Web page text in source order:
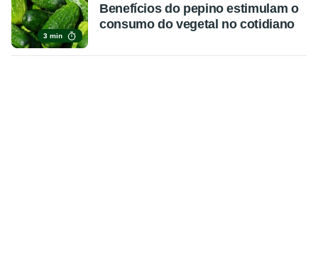
3 min
Benefícios do pepino estimulam o
consumo do vegetal no cotidiano